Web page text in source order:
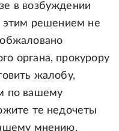
в возбуждении
этим решением не
органа, прокурору
жалобу,
по вашему
те недочеты
мнению,